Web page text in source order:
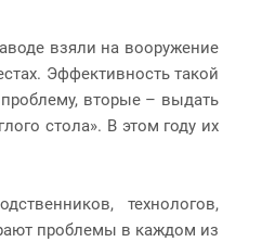
взяли на вооружение
Эффективность такой
вторые – выдать
стола». В этом году их
технологов,
проблемы в каждом из